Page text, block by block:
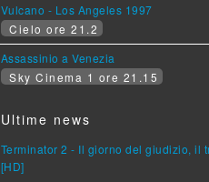
Vulcano - Los Angeles 1997
Cielo ore 21.2
Assassinio a Venezia
Sky Cinema 1 ore 21.15
Ultime news
Terminator 2 - Il giorno del giudizio, il
[HD]